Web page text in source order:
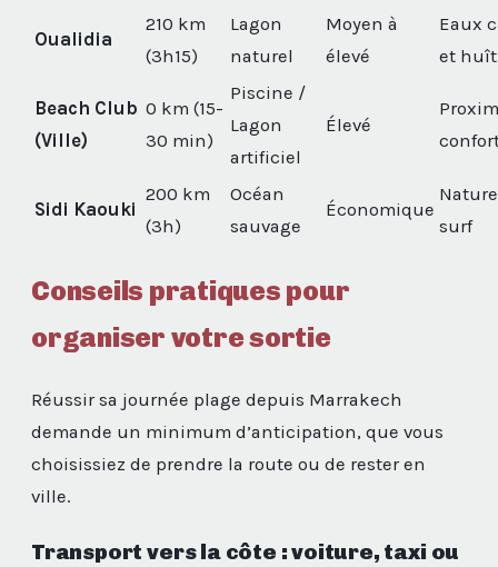
Oualidia
210 km
(3h15)
Lagon
naturel
Moyen à
élevé
Eaux
et
Beach Club
(Ville)
0 km (15-
30 min)
Piscine /
Lagon
artificiel
Élevé
Sidi Kaouki
200 km
(3h)
Océan
sauvage
Économique
surf
Conseils pratiques pour
organiser votre sortie
Réussir sa journée plage depuis Marrakech
demande un minimum d’anticipation, que vous
choisissiez de prendre la route ou de rester en
ville.
Transport vers la côte : voiture, taxi ou